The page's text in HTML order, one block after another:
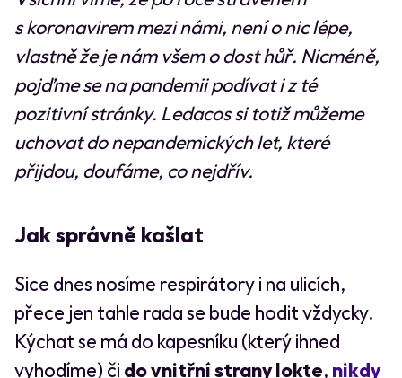
s koronavirem mezi námi, není o nic lépe,
vlastně že je nám všem o dost hůř. Nicméně,
pojďme se na pandemii podívat i z té
pozitivní stránky. Ledacos si totiž můžeme
uchovat do nepandemických let, které
přijdou, doufáme, co nejdřív.
Jak správně kašlat
Sice dnes nosíme respirátory i na ulicích,
přece jen tahle rada se bude hodit vždycky.
Kýchat se má do kapesníku (který ihned
vyhodíme) či do vnitřní strany lokte, nikdy